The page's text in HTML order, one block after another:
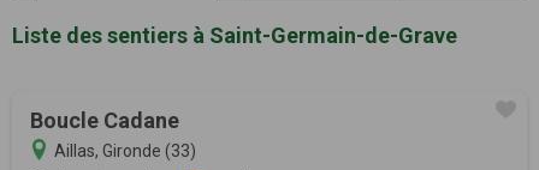
Liste des sentiers à Saint-Germain-de-Grave
Boucle Cadane
Aillas, Gironde (33)